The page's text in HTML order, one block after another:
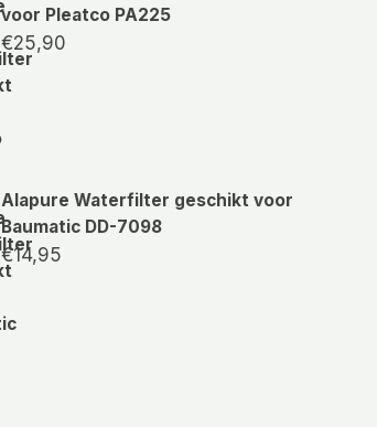
voor Pleatco PA225
€25,90
Alapure Waterfilter geschikt voor
Baumatic DD-7098
€14,95